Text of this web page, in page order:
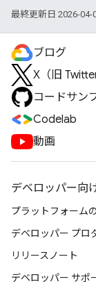
最終更新日 2026-04-
ブログ
X（旧 Twitter
コードサン
Codelab
動画
デベロッパー向
プラットフォーム
デベロッパー プロ
リリースノート
デベロッパー サポ